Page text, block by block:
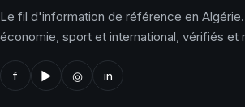
Le fil d'information de référence en
économie, sport et international, vérifiés et
f ▶ ◎ in